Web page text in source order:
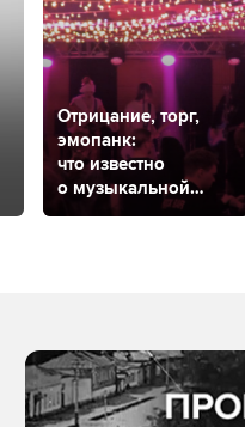
Отрицание, торг,
эмопанк:
что известно
о музыкальной
группе «Контроль»